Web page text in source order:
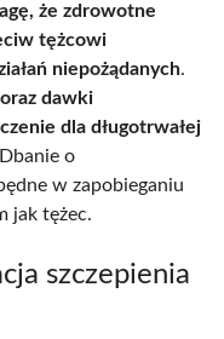
że zdrowotne
tężcowi
niepożądanych.
dawki
dla długotrwałej
o
w zapobieganiu
jak tężec.
szczepienia